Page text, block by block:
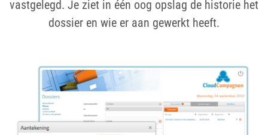
vastgelegd. Je ziet in één oog opslag de historie het
dossier en wie er aan gewerkt heeft.